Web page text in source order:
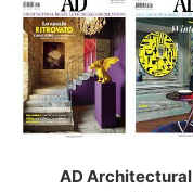
AD Architectural